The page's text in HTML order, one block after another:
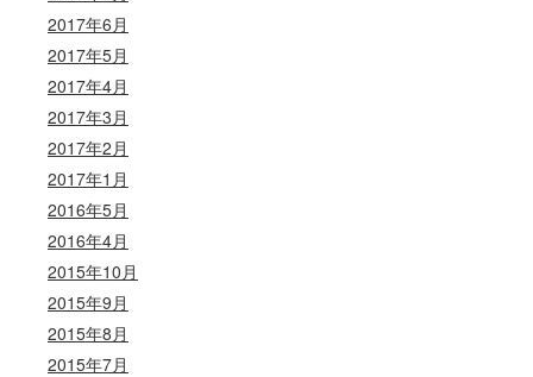
2017年6月
2017年5月
2017年4月
2017年3月
2017年2月
2017年1月
2016年5月
2016年4月
2015年10月
2015年9月
2015年8月
2015年7月